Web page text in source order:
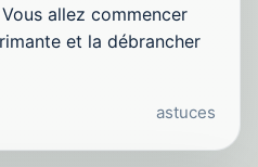
allez commencer
et la débrancher
astuces